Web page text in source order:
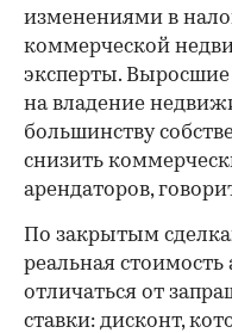
изменениями в
коммерческой
эксперты.
на владение
большинству
снизить
арендаторов,
По закрытым
реальная стоимость
отличаться от
ставки: дисконт,